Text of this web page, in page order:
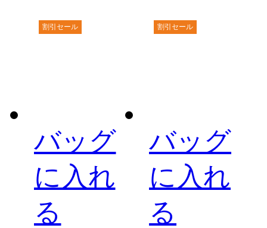
割引セール
バッグ
に入れ
る
割引セール
バッグ
に入れ
る